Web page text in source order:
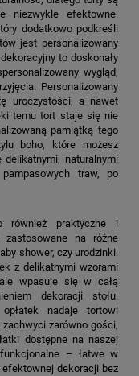
niezwykle efektowne.
dodatkowo podkreśli
jest personalizowany
to doskonały
wygląd,
Personalizowany
uroczystości, a nawet
temu tort staje się nie
pamiątką tego
boho, które możesz
naturalnymi
traw, po
również praktyczne i
na różne
shower, czy urodzinki.
z delikatnymi wzorami
wpasuje się w całą
dekoracji stołu.
nadaje tortowi
zarówno gości,
dostępne na naszej
– łatwe w
dekoracji bez